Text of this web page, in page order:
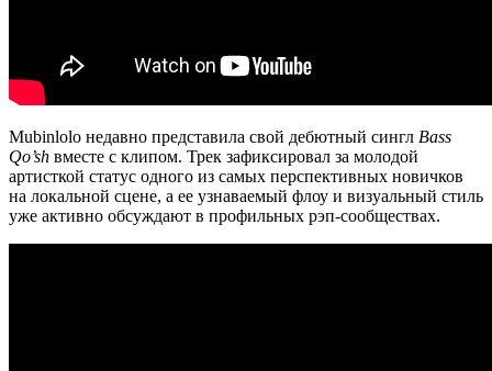
Mubinlolo недавно представила свой дебютный сингл Bass
Qo’sh вместе с клипом. Трек зафиксировал за молодой
артисткой статус одного из самых перспективных новичков
на локальной сцене, а ее узнаваемый флоу и визуальный стиль
уже активно обсуждают в профильных рэп-сообществах.